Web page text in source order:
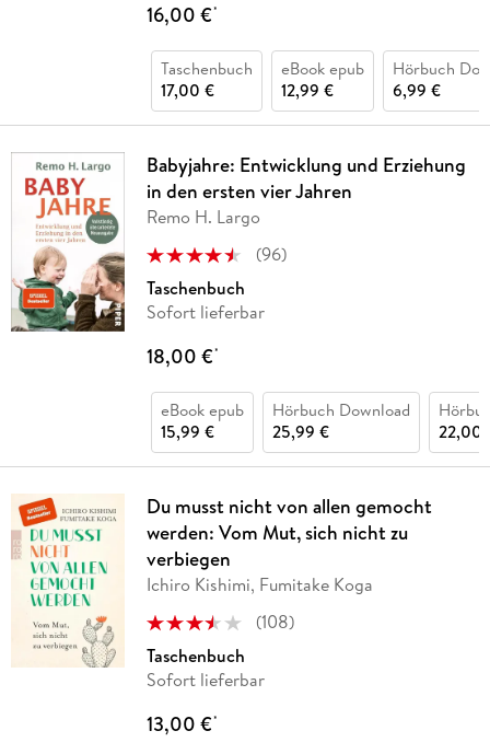
16,00 €*
Taschenbuch
17,00 €
eBook epub
12,99 €
Hörbuch
6,99 €
Babyjahre: Entwicklung und Erziehung
in den ersten vier Jahren
Remo H. Largo
(96)
Taschenbuch
Sofort lieferbar
18,00 €*
eBook epub
15,99 €
Hörbuch Download
25,99 €
22,00
Du musst nicht von allen gemocht
werden: Vom Mut, sich nicht zu
verbiegen
Ichiro Kishimi, Fumitake Koga
(108)
Taschenbuch
Sofort lieferbar
13,00 €*